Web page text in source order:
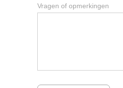
Vragen of opmerkingen